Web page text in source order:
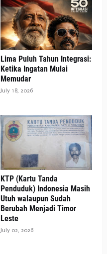
Lima Puluh Tahun Integrasi:
Ketika Ingatan Mulai
Memudar
July 18, 2026
KTP (Kartu Tanda
Penduduk) Indonesia Masih
Utuh walaupun Sudah
Berubah Menjadi Timor
Leste
July 02, 2026